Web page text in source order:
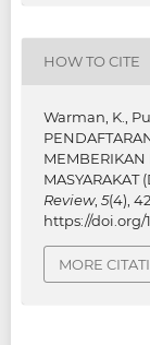
HOW TO CITE
Warman, K.,
MEMBERIKAN
MASYARAKAT
Review, 5(4),
https://doi.org/
MORE